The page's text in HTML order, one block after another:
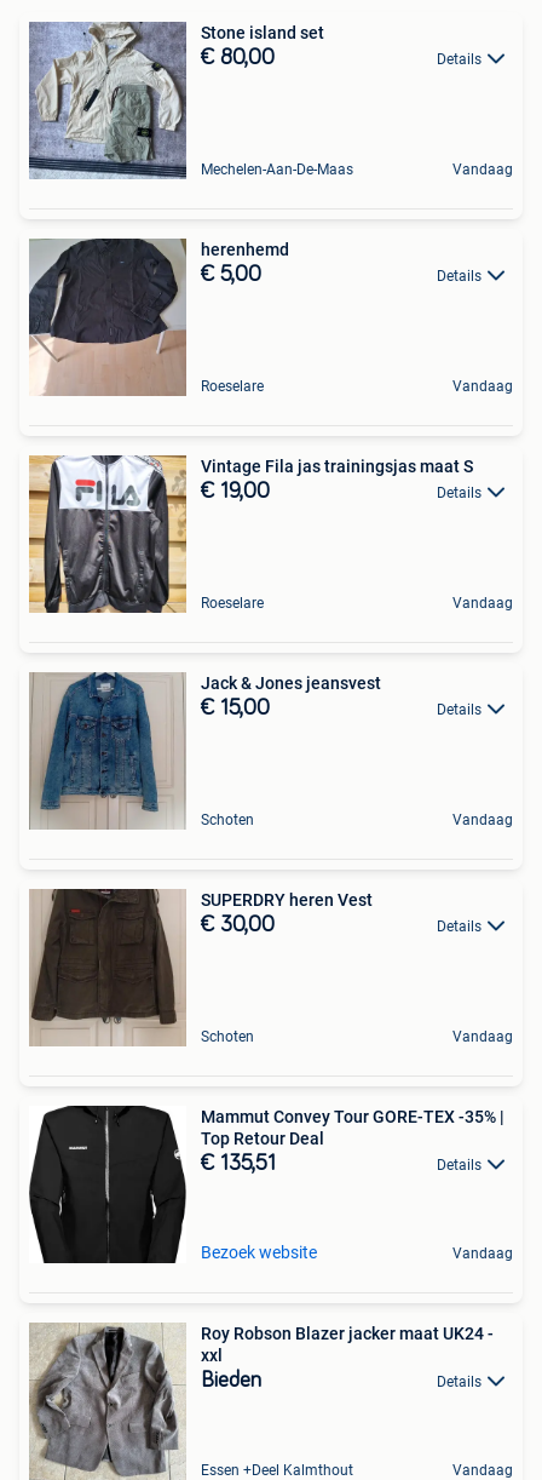
Stone island set
€ 80,00 Details
Mechelen-Aan-De-Maas Vandaag
herenhemd
€ 5,00 Details
Roeselare Vandaag
Vintage Fila jas trainingsjas maat S
€ 19,00 Details
Roeselare Vandaag
Jack & Jones jeansvest
€ 15,00 Details
Schoten Vandaag
SUPERDRY heren Vest
€ 30,00 Details
Schoten Vandaag
Mammut Convey Tour GORE-TEX -35% |
Top Retour Deal
€ 135,51 Details
Bezoek website Vandaag
Roy Robson Blazer jacker maat UK24 -
xxl
Bieden Details
Essen +Deel Kalmthout Vandaag